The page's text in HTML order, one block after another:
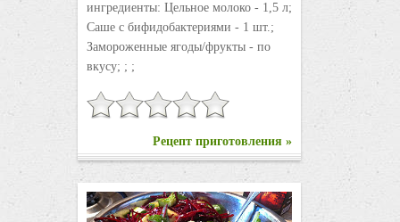
ингредиенты: Цельное молоко - 1,5 л;
Саше с бифидобактериями - 1 шт.;
Замороженные ягоды/фрукты - по
вкусу; ; ;
Рецепт приготовления »